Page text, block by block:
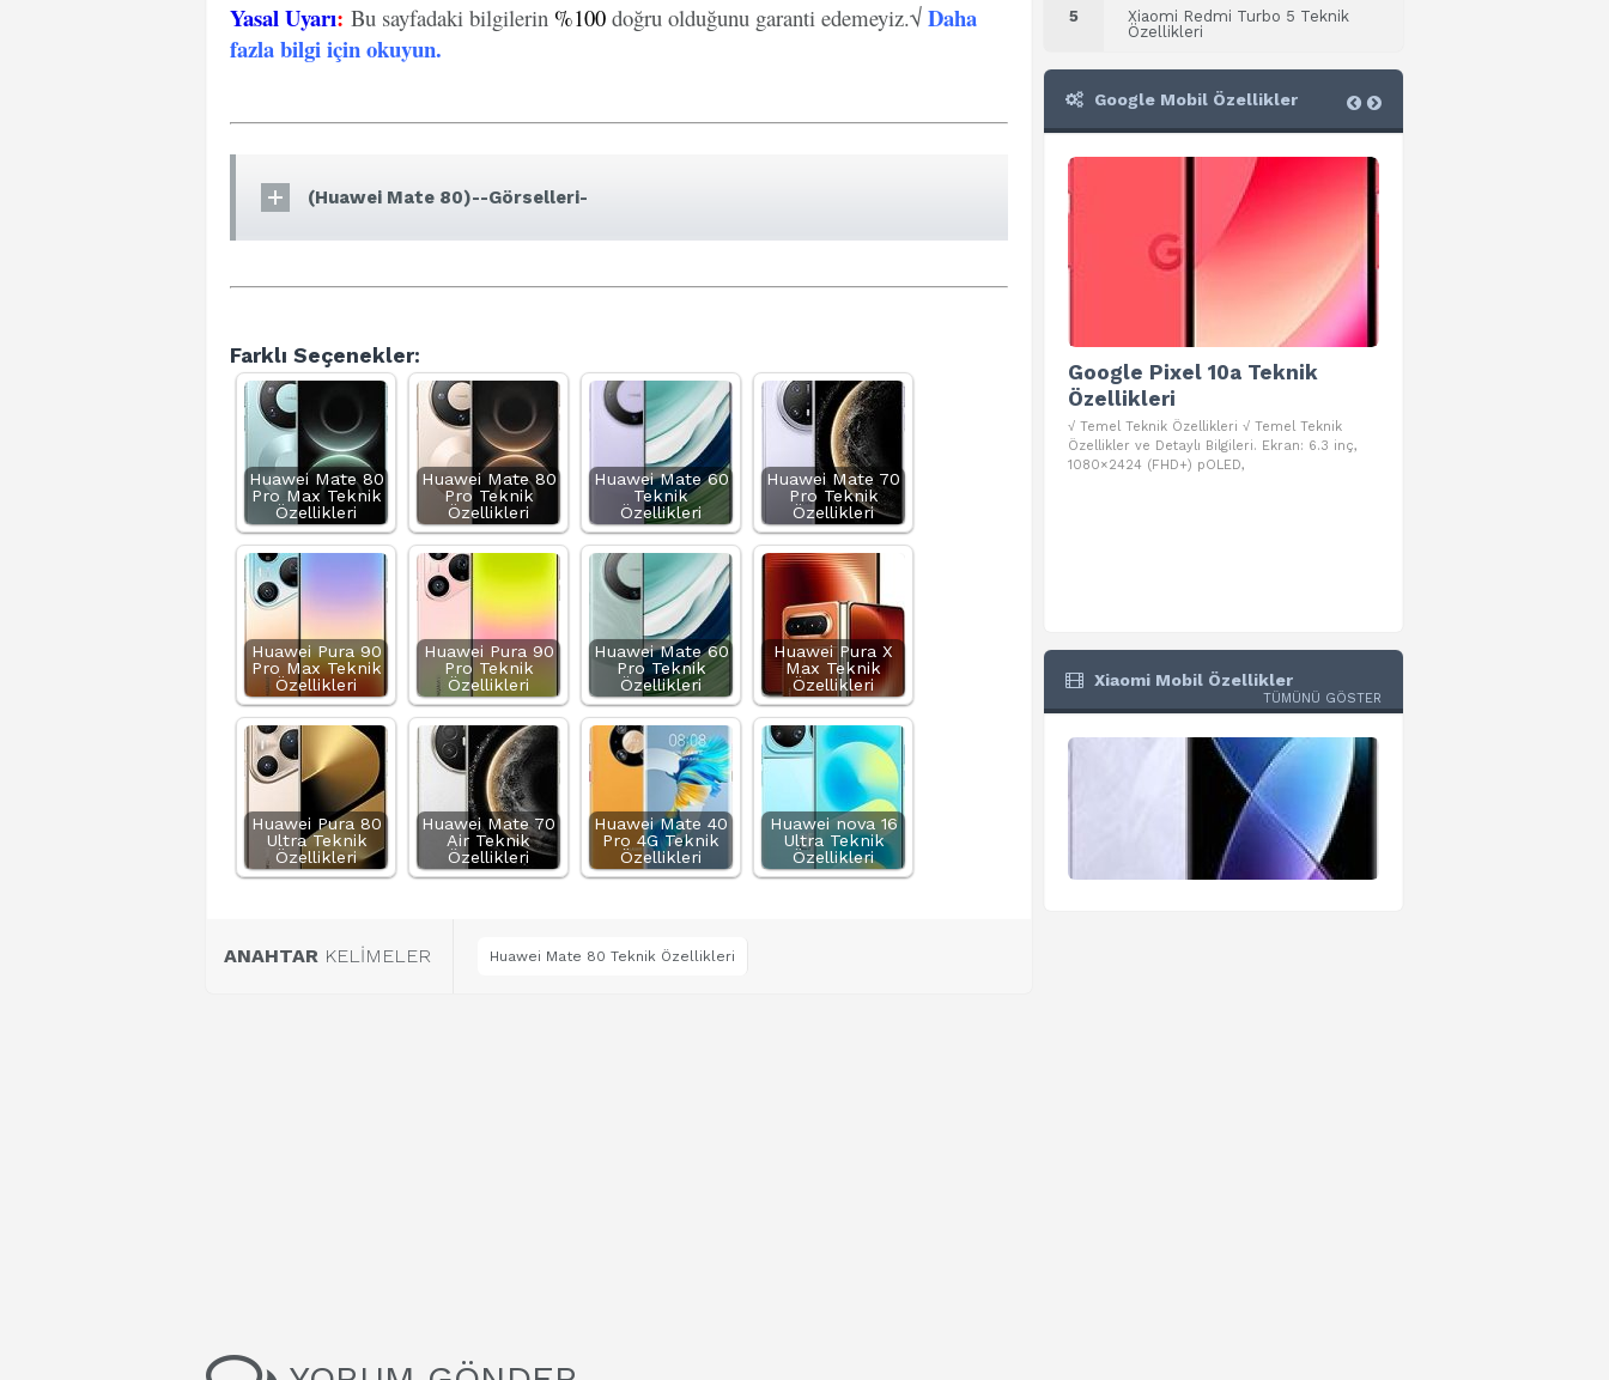
Yasal Uyarı: Bu sayfadaki bilgilerin %100 doğru olduğunu garanti edemeyiz.√ Daha
fazla bilgi için okuyun.
(Huawei Mate 80)--Görselleri-
Farklı Seçenekler:
Huawei Mate 80
Pro Max Teknik
Özellikleri
Huawei Mate 80
Pro Teknik
Özellikleri
Huawei Mate 60
Teknik
Özellikleri
Huawei Mate 70
Pro Teknik
Özellikleri
Huawei Pura 90
Pro Max Teknik
Özellikleri
Huawei Pura 90
Pro Teknik
Özellikleri
Huawei Mate 60
Pro Teknik
Özellikleri
Huawei Pura X
Max Teknik
Özellikleri
Huawei Pura 80
Ultra Teknik
Özellikleri
Huawei Mate 70
Air Teknik
Özellikleri
Huawei Mate 40
Pro 4G Teknik
Özellikleri
Huawei nova 16
Ultra Teknik
Özellikleri
ANAHTAR KELİMELER Huawei Mate 80 Teknik Özellikleri
5
Xiaomi Redmi Turbo 5 Teknik
Özellikleri
Google Mobil Özellikler
Google Pixel 10 Pro Teknik
Özellikleri
√ Temel Teknik Özellikleri √ Temel Teknik
Özellikler ve Detaylı Bilgileri. Ekran: 6.3 inç,
1280 x 2856 piksel, 120 Hz LTPO
Google Pixel 10a Teknik
Özellikleri
√ Temel Teknik Özellikleri √ Temel Teknik
Özellikler ve Detaylı Bilgileri. Ekran: 6.3 inç,
1080×2424 (FHD+) pOLED,
Xiaomi Mobil Özellikler
TÜMÜNÜ GÖSTER